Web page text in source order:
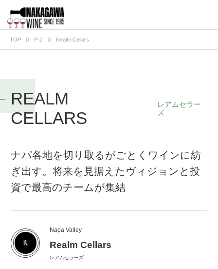
TOP P-Z Realm Cellars
REALM
CELLARS
レアムセラー
ズ
ナパ各地を切り取るがごとくワインに紡
ぎ出す。将来を見据えたヴィジョンと投
資で最高のチームが集結
Napa Valley
Realm Cellars
レアムセラーズ